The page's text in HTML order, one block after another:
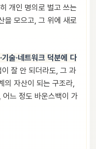
개인 명의로 벌고 쓰는
을 모으고, 그 위에 새로
술·네트워크 덕분에 다
잘 안 되더라도, 그 과
의 자산이 되는 구조라,
어느 정도 바운스백이 가